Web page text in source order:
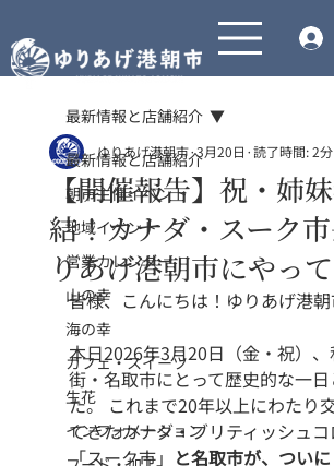
最新情報と店舗紹介
朝市主催イベント
地域イベント
営業カレンダー
山の幸
海の幸
カフェ・スイーツ
生花
インフォメーション
最新情報と店舗紹介
【開催報告】祝・姉
結！カナダ・スーク
りあげ港朝市にやっ
ゆりあげ港朝市 3月20日 読了時間: 2分
皆様、こんにちは！ゆりあげ港朝
本日2026年3月20日（金・祝）
街・名取市にとって歴史的な一
た。 これまで20年以上にわたり
てきたカナダ・ブリティッシュ
「スーク市」 と名取市が、ついに